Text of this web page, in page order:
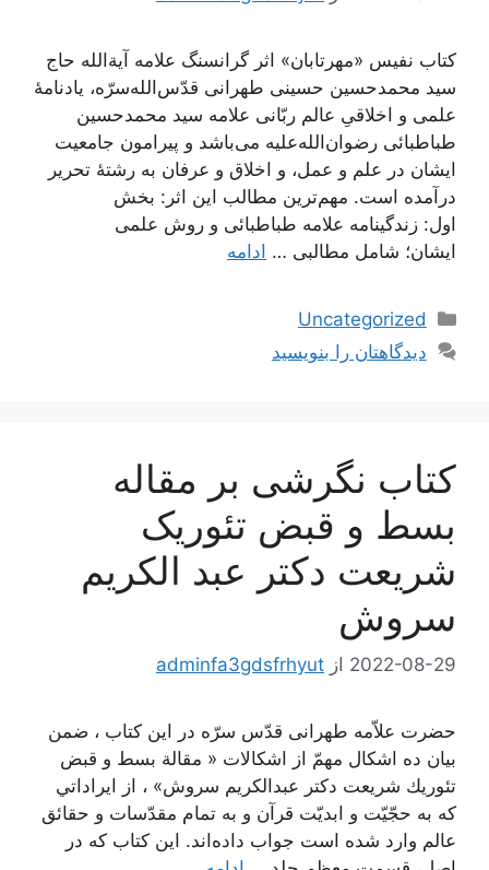
کتاب نفیس «مهرتابان» اثر گرانسنگ علامه آیة‌الله حاج
سید محمدحسین حسینی طهرانی قدّس‌الله‌سرّه، یادنامۀ
علمی و اخلاقیِ عالم ربّانی علامه سید محمدحسین
طباطبائی رضوان‌الله‌علیه می‌باشد و پیرامون جامعیت
ایشان در علم و عمل، و اخلاق و عرفان به رشتۀ تحریر
درآمده است. مهم‌ترین مطالب این اثر: بخش
اول: زندگینامه علامه طباطبائی و روش علمی
ایشان؛ شامل مطالبی … ادامه
دسته‌ها
Uncategorized
دیدگاهتان را بنویسید
کتاب نگرشی بر مقاله
بسط و قبض تئوریک
شریعت دکتر عبد الکریم
سروش
2022-08-29 از adminfa3gdsfrhyut
حضرت‌ علاّمه‌ طهرانی قدّس‌ سرّه‌ در اين‌ كتاب‌ ، ضمن‌
بيان‌ ده‌ اشكال‌ مهمّ از اشكالات‌ « مقالة‌ بسط‌ و قبض‌
تئوريك‌ شريعت‌ دكتر عبدالكريم‌ سروش‌» ، از ايراداتي‌
كه‌ به‌ حجّيّت‌ و ابديّت‌ قرآن‌ و به تمام‌ مقدّسات‌ و حقائق‌
عالم‌ وارد شده‌ است‌ جواب‌ داده‌اند. اين‌ كتاب‌ كه‌ در